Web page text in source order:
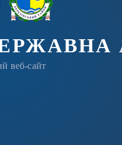
веб-сайт